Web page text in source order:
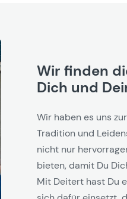
Wir finden
Dich und
Wir haben es uns
Tradition und
nicht nur
bieten, damit Du
Mit Deitert hast Du